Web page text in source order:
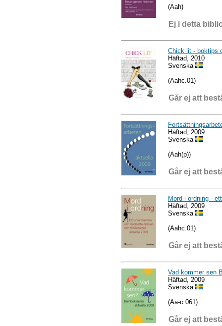
(Aah)
Ej i detta
Chick lit - boktips
Häftad, 2010
Svenska
(Aahc.01)
Går ej att
Häftad, 2009
Svenska
(Aah(p))
Går ej att
Mord i ordning -
Häftad, 2009
Svenska
(Aahc.01)
Går ej att
Vad kommer sen
Häftad, 2009
Svenska
(Aa-c.061)
Går ej att